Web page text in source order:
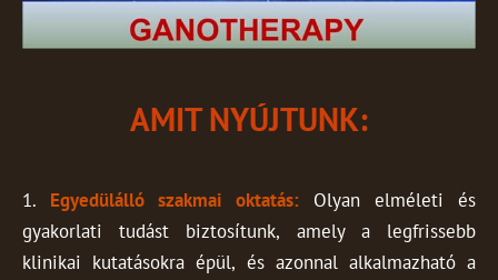
AMIT NYÚJTUNK:
1. Egyedülálló szakmai oktatás: Olyan elméleti és
gyakorlati tudást biztosítunk, amely a legfrissebb
klinikai kutatásokra épül, és azonnal alkalmazható a